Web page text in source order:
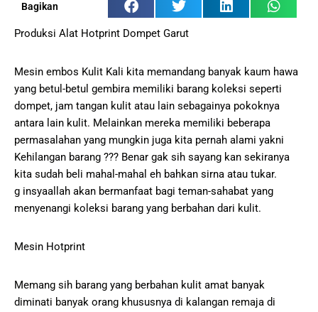
Bagikan
Produksi Alat Hotprint Dompet Garut
Mesin embos Kulit Kali kita memandang banyak kaum hawa
yang betul-betul gembira memiliki barang koleksi seperti
dompet, jam tangan kulit atau lain sebagainya pokoknya
antara lain kulit. Melainkan mereka memiliki beberapa
permasalahan yang mungkin juga kita pernah alami yakni
Kehilangan barang ??? Benar gak sih sayang kan sekiranya
kita sudah beli mahal-mahal eh bahkan sirna atau tukar.
g insyaallah akan bermanfaat bagi teman-sahabat yang
menyenangi koleksi barang yang berbahan dari kulit.
Mesin Hotprint
Memang sih barang yang berbahan kulit amat banyak
diminati banyak orang khususnya di kalangan remaja di